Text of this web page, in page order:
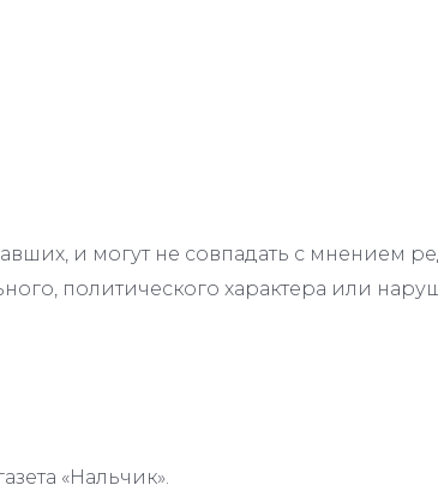
и могут не совпадать с мнением
политического характера или
«Нальчик».